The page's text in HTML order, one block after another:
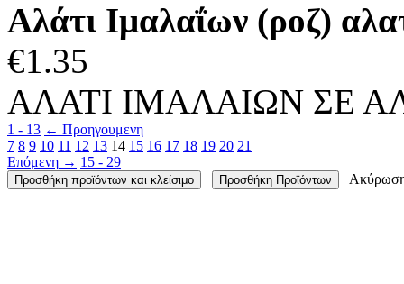
Αλάτι Ιμαλαΐων (ροζ)
€1.35
ΑΛΑΤΙ ΙΜΑΛΑΙΩΝ ΣΕ
1 - 13 ← Προηγουμενη
7 8 9 10 11 12 13 14 15 16 17 18 19 20 21
Επόμενη → 15 - 29
Προσθήκη προϊόντων και κλείσιμο Προσθήκη Προϊόντων